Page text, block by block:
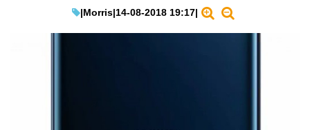
教學評測
|Morris|14-08-2018 19:17|